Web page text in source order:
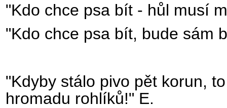
"Kdo chce psa bít - hůl musí
"Kdo chce psa bít, bude sám
"Kdyby stálo pivo pět korun,
hromadu rohlíků!" E.